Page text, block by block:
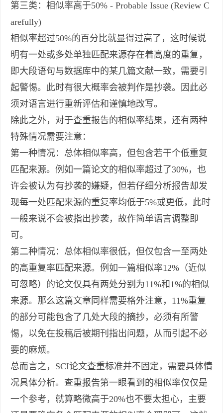
第三类：相似率高于50% - Probable Issue (Review C
arefully)
相似率超过50%的百分比就显得过高了，这时候说
明有一处或多处单独匹配来源存在着高度的重复，
即大段语句与数据库中的某几篇文献一致，需要引
起警惕。此时有很大概率会被判作是抄袭。因此必
须对语言进行重新评估和谨慎地改写。
除此之外，对于查重报告的相似率结果，还有两种
特殊情况需要注意：
第一种情况：总体相似率高，但包含若干个低重复
匹配来源。例如一篇论文的相似率超过了30%，也
许会被认为有抄袭的嫌疑，但若仔细分析报告却发
现每一处匹配来源的重复率均低于5%或更低，此时
一般来说不会被指出抄袭，故作简单语言调整即
可。
第二种情况：总体相似率很低，但仅包含一至两处
的高重复率匹配来源。例如一篇相似率12%（近似
可忽略）的论文仅具有两处分别为11%和1%的相似
来源。那么这篇文章同样需要格外注意，11%重复
的部分可能包含了几处大段的摘抄，必须有所警
惕，以免在投稿后被期刊指出问题，从而引起不必
要的麻烦。
总而言之，SCI论文查重标准并不固定，需要具体情
况具体分析。查重报告第一眼看到的相似率仅仅是
一个参考，就算略微高于20%也不要太担心，主要